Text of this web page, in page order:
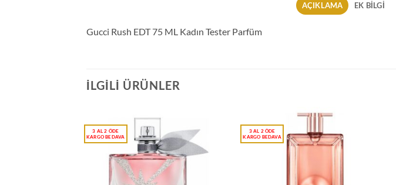
AÇIKLAMA EK BILGI
Gucci Rush EDT 75 ML Kadın Tester Parfüm
İLGILI ÜRÜNLER